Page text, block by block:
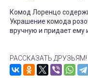
Комод Лоренцо
Украшение комода
вручную и придает ему
РАССКАЗАТЬ ДРУЗЬЯМ!